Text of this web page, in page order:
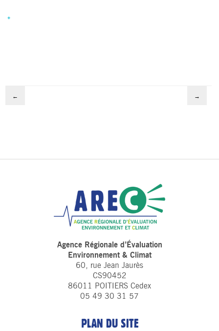
+
← →
Agence Régionale d’Évaluation
Environnement & Climat
60, rue Jean Jaurès
CS90452
86011 POITIERS Cedex
05 49 30 31 57
PLAN DU SITE